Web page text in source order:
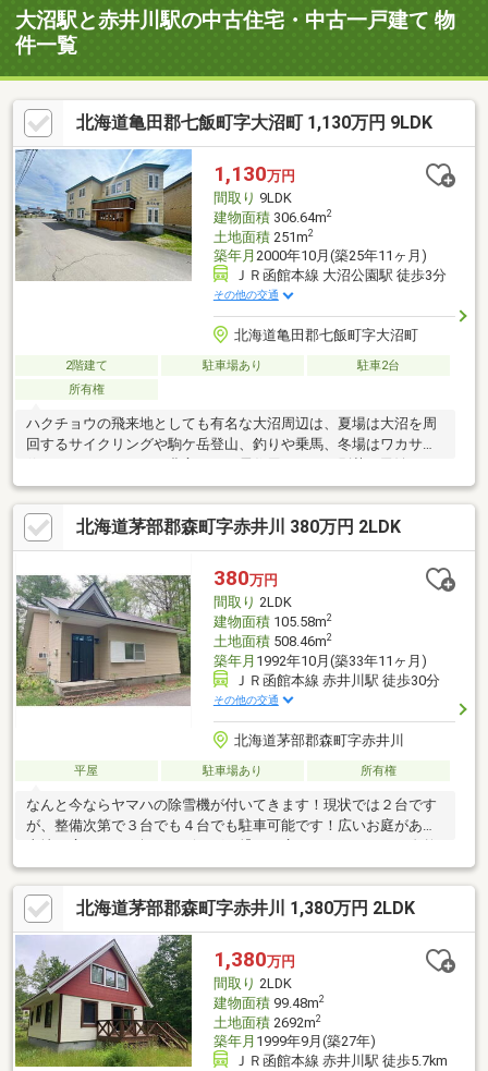
大沼駅と赤井川駅の中古住宅・中古一戸建て 物
件一覧
北海道亀田郡七飯町字大沼町 1,130万円 9LDK
1,130万円
間取り 9LDK
建物面積306.64m2
土地面積251m2
築年月 2000年10月(築25年11ヶ月)
ＪＲ函館本線 大沼公園駅 徒歩3分
その他の交通
北海道亀田郡七飯町字大沼町
2階建て 駐車場あり
駐車2台
所有権
ハクチョウの飛来地としても有名な大沼周辺は、夏場は大沼を周
回するサイクリングや駒ケ岳登山、釣りや乗馬、冬場はワカサギ
ての活用をお考えの方にもおすすめ。
北海道茅部郡森町字赤井川 380万円 2LDK
380万円
間取り 2LDK
建物面積105.58m2
土地面積508.46m2
築年月 1992年10月(築33年11ヶ月)
ＪＲ函館本線 赤井川駅 徒歩30分
その他の交通
北海道茅部郡森町字赤井川
平屋 駐車場あり 所有権
なんと今ならヤマハの除雪機が付いてきます！現状では２台です
が、整備次第で３台でも４台でも駐車可能です！広いお庭がある
土地は広々１５３坪！リビングと繋がる広いウッドデッキは自然
を満喫できる空間になっております！リビングには暖炉もありま
すのでコーヒー片手に灯火を眺めるなんてのもいいですね！！■
地番２５２－３３２、３３３の２筆の土地になります。■告知事
項あり（事故や事件ではありません）■購入後、管理組合への加
入が義務付けられております。（土地建物管理費 ３１，５００
円／年）■別荘地内、建築等に自主規制有り。■水道は管理組合の
私設管になります。
北海道茅部郡森町字赤井川 1,380万円 2LDK
1,380万円
間取り 2LDK
建物面積99.48m2
土地面積2692m2
築年月 1999年9月(築27年)
ＪＲ函館本線 赤井川駅 徒歩5.7km